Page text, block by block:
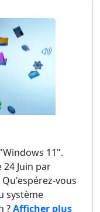
11".
Juin par
vous
système
?Afficher plus